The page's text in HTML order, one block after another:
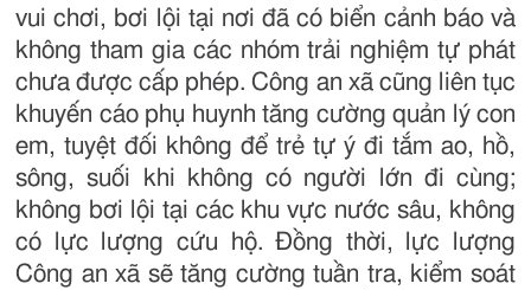
vui chơi, bơi lội tại nơi đã có biển cảnh báo và
không tham gia các nhóm trải nghiệm tự phát
chưa được cấp phép. Công an xã cũng liên tục
khuyến cáo phụ huynh tăng cường quản lý con
em, tuyệt đối không để trẻ tự ý đi tắm ao, hồ,
sông, suối khi không có người lớn đi cùng;
không bơi lội tại các khu vực nước sâu, không
có lực lượng cứu hộ. Đồng thời, lực lượng
Công an xã sẽ tăng cường tuần tra, kiểm soát